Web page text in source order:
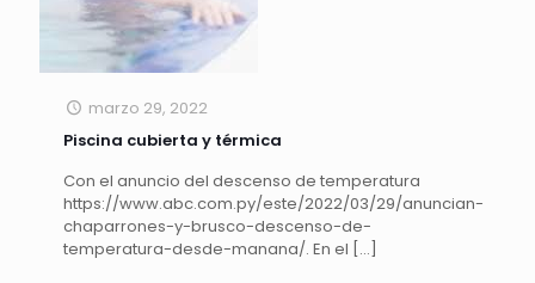
marzo 29, 2022
Piscina cubierta y térmica
Con el anuncio del descenso de temperatura
https://www.abc.com.py/este/2022/03/29/anuncian-
chaparrones-y-brusco-descenso-de-
temperatura-desde-manana/. En el […]